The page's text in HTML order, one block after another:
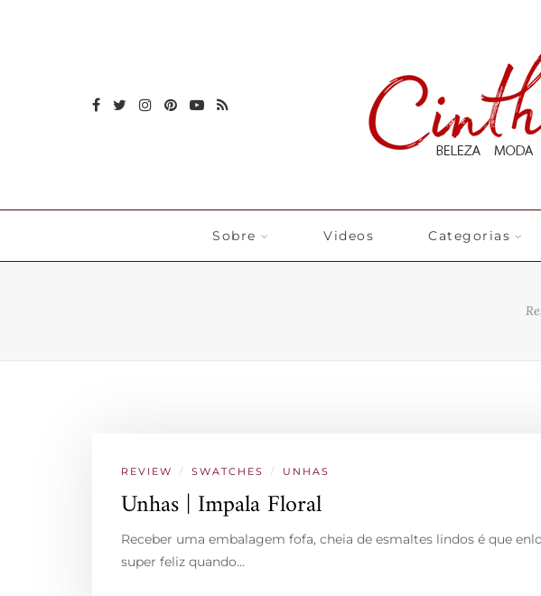
Sobre Videos Categorias
REVIEW / SWATCHES / UNHAS
Unhas | Impala Floral
Receber uma embalagem fofa, cheia de esmaltes lindos é que
super feliz quando…